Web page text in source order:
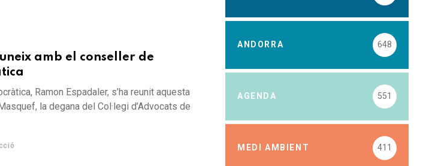
amb el conseller de
Ramon Espadaler, s’ha reunit aquesta
la degana del Col·legi d’Advocats de
ANDORRA 648
AGENDA 551
MEDI AMBIENT 411